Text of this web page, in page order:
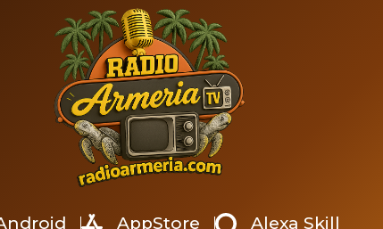
ocurrió a las
noche del lunes 13 de julio dejó tres
personas fallecidas y dos lesionadas
en […]
AppStore Alexa Skill